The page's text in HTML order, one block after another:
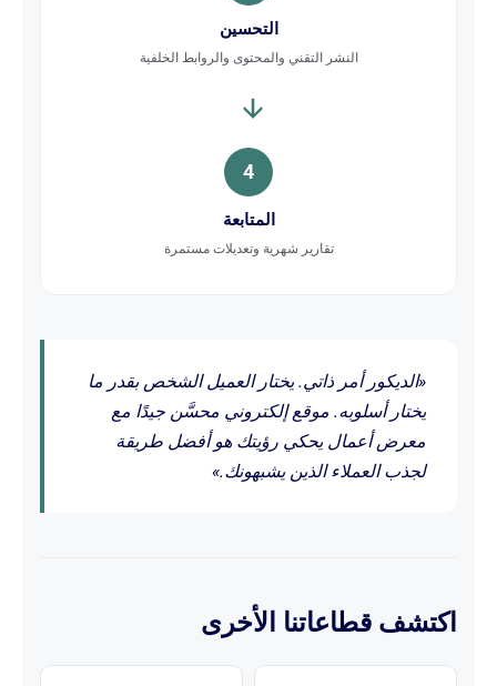
التحسين
النشر التقني والمحتوى والروابط الخلفية
4
المتابعة
تقارير شهرية وتعديلات مستمرة
«الديكور أمر ذاتي. يختار العميل الشخص بقدر ما
يختار أسلوبه. موقع إلكتروني محسَّن جيدًا مع
معرض أعمال يحكي رؤيتك هو أفضل طريقة
لجذب العملاء الذين يشبهونك.»
اكتشف قطاعاتنا الأخرى